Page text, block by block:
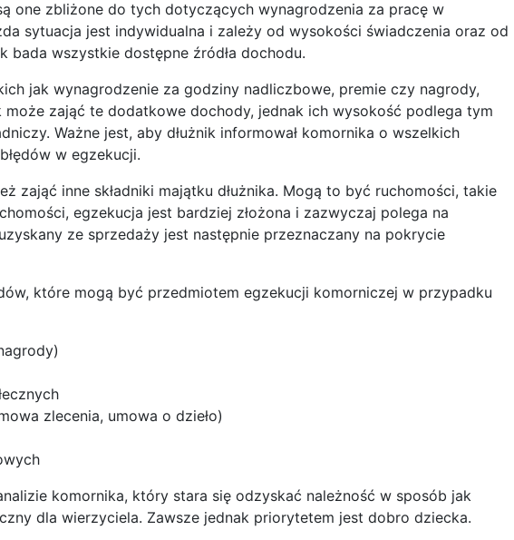
one zbliżone do tych dotyczących wynagrodzenia za pracę w
sytuacja jest indywidualna i zależy od wysokości świadczenia oraz od
bada wszystkie dostępne źródła dochodu.
jak wynagrodzenie za godziny nadliczbowe, premie czy nagrody,
zająć te dodatkowe dochody, jednak ich wysokość podlega tym
Ważne jest, aby dłużnik informował komornika o wszelkich
w egzekucji.
zająć inne składniki majątku dłużnika. Mogą to być ruchomości, takie
egzekucja jest bardziej złożona i zazwyczaj polega na
ze sprzedaży jest następnie przeznaczany na pokrycie
które mogą być przedmiotem egzekucji komorniczej w przypadku
zlecenia, umowa o dzieło)
komornika, który stara się odzyskać należność w sposób jak
dla wierzyciela. Zawsze jednak priorytetem jest dobro dziecka.